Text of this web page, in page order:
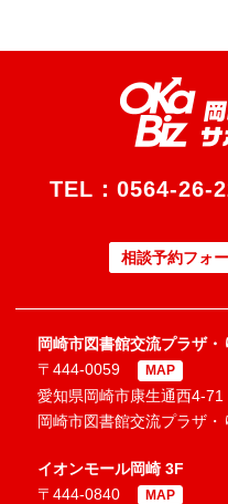
TEL： 0564-26-
相談予約フォ
岡崎市図書館交流プラザ・
〒444-0059
MAP
愛知県岡崎市康生通西4-71
岡崎市図書館交流プラザ・
イオンモール岡崎 3F
〒444-0840
MAP